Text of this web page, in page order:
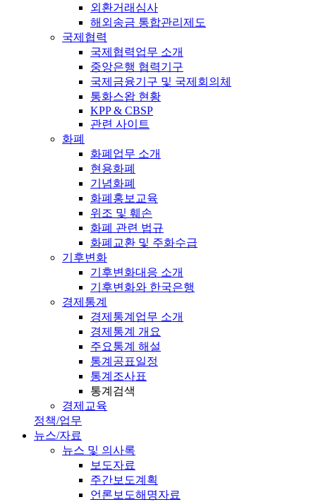
외환거래심사
해외송금 통합관리제도
국제협력
국제협력업무 소개
중앙은행 협력기구
국제금융기구 및 국제회의체
통화스왑 현황
KPP & CBSP
관련 사이트
화폐
화폐업무 소개
현용화폐
기념화폐
화폐홍보교육
위조 및 훼손
화폐 관련 법규
화폐교환 및 주화수급
기후변화
기후변화대응 소개
기후변화와 한국은행
경제통계
경제통계업무 소개
경제통계 개요
주요통계 해설
통계공표일정
통계조사표
통계검색
경제교육
정책/업무
뉴스/자료
뉴스 및 의사록
보도자료
주간보도계획
언론보도해명자료